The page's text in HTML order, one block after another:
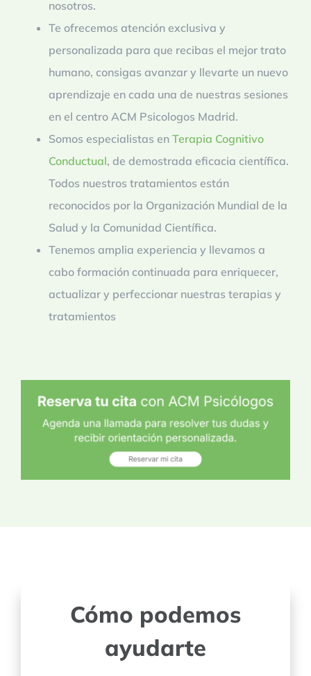
nosotros.
Te ofrecemos atención exclusiva y
personalizada para que recibas el mejor trato
humano, consigas avanzar y llevarte un nuevo
aprendizaje en cada una de nuestras sesiones
en el centro ACM Psicologos Madrid.
Somos especialistas en Terapia Cognitivo
Conductual, de demostrada eficacia científica.
Todos nuestros tratamientos están
reconocidos por la Organización Mundial de la
Salud y la Comunidad Científica.
Tenemos amplia experiencia y llevamos a
cabo formación continuada para enriquecer,
actualizar y perfeccionar nuestras terapias y
tratamientos
Cómo podemos
ayudarte